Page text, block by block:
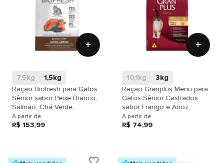
+
7,5kg
1,5kg
Ração Biofresh para Gatos
Sênior sabor Peixe Branco,
Salmão, Chá Verde,
Cúrcuma e Blueberry
A partir de
R$ 153,99
+
10,1kg
3kg
Ração Granplus Menu para
Gatos Sênior Castrados
sabor Frango e Arroz
A partir de
R$ 74,99